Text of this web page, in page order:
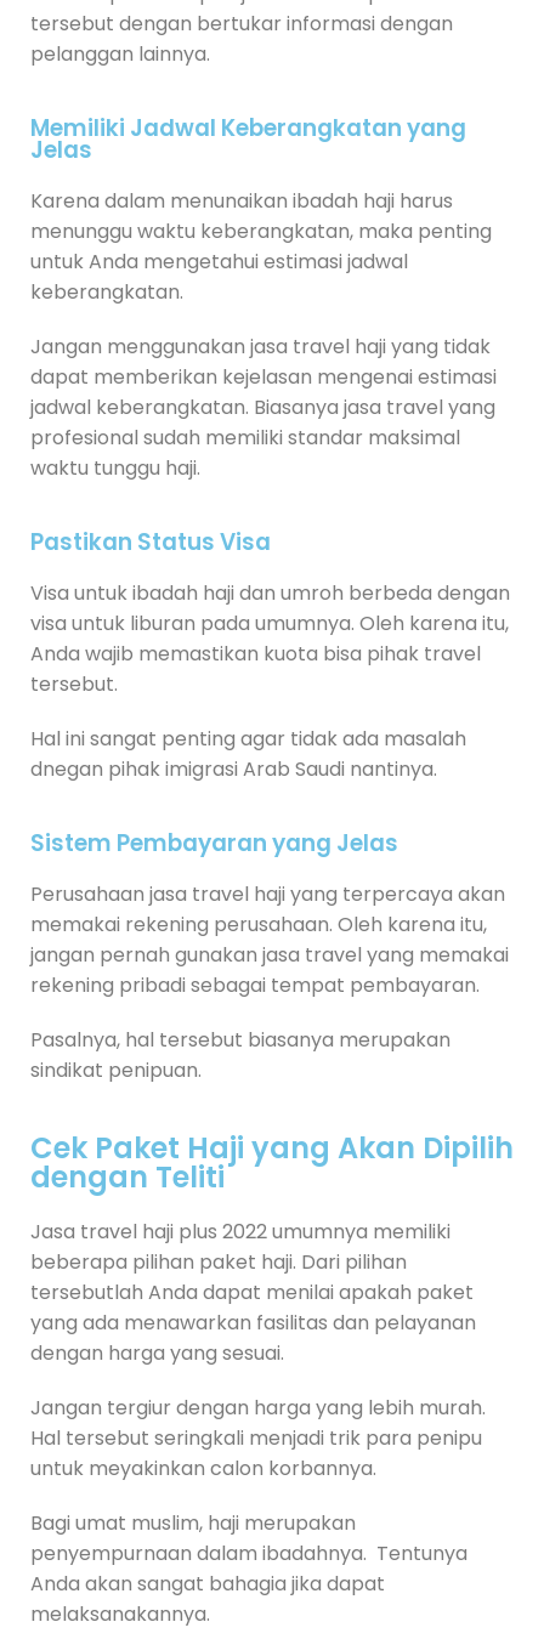
tersebut dengan bertukar informasi dengan
pelanggan lainnya.
Memiliki Jadwal Keberangkatan yang
Jelas
Karena dalam menunaikan ibadah haji harus
menunggu waktu keberangkatan, maka penting
untuk Anda mengetahui estimasi jadwal
keberangkatan.
Jangan menggunakan jasa travel haji yang tidak
dapat memberikan kejelasan mengenai estimasi
jadwal keberangkatan. Biasanya jasa travel yang
profesional sudah memiliki standar maksimal
waktu tunggu haji.
Pastikan Status Visa
Visa untuk ibadah haji dan umroh berbeda dengan
visa untuk liburan pada umumnya. Oleh karena itu,
Anda wajib memastikan kuota bisa pihak travel
tersebut.
Hal ini sangat penting agar tidak ada masalah
dnegan pihak imigrasi Arab Saudi nantinya.
Sistem Pembayaran yang Jelas
Perusahaan jasa travel haji yang terpercaya akan
memakai rekening perusahaan. Oleh karena itu,
jangan pernah gunakan jasa travel yang memakai
rekening pribadi sebagai tempat pembayaran.
Pasalnya, hal tersebut biasanya merupakan
sindikat penipuan.
Cek Paket Haji yang Akan Dipilih
dengan Teliti
Jasa travel haji plus 2022 umumnya memiliki
beberapa pilihan paket haji. Dari pilihan
tersebutlah Anda dapat menilai apakah paket
yang ada menawarkan fasilitas dan pelayanan
dengan harga yang sesuai.
Jangan tergiur dengan harga yang lebih murah.
Hal tersebut seringkali menjadi trik para penipu
untuk meyakinkan calon korbannya.
Bagi umat muslim, haji merupakan
penyempurnaan dalam ibadahnya. Tentunya
Anda akan sangat bahagia jika dapat
melaksanakannya.